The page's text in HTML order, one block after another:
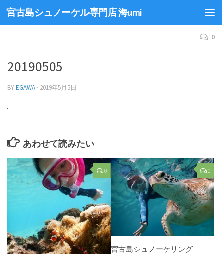
宮古島シュノーケル専門店 海umi
0
20190505
BYEGAWA · 2019年5月5日
あわせて読みたい
0 0
宮古島シュノーケリング